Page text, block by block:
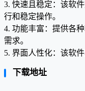
3. 快速且稳定：该软
行和稳定操作。
4. 功能丰富：提供各
需求。
5. 界面人性化：该软
下载地址